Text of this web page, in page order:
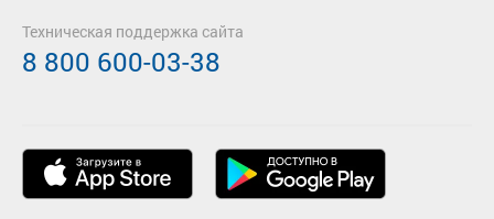
Техническая поддержка сайта
8 800 600-03-38